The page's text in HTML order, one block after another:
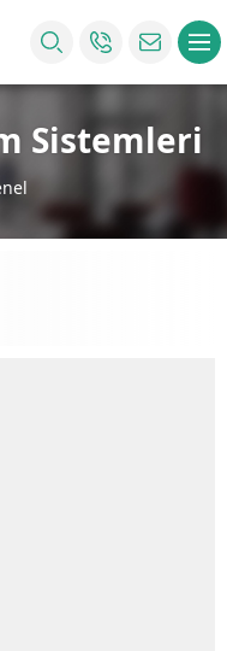
Sistemleri